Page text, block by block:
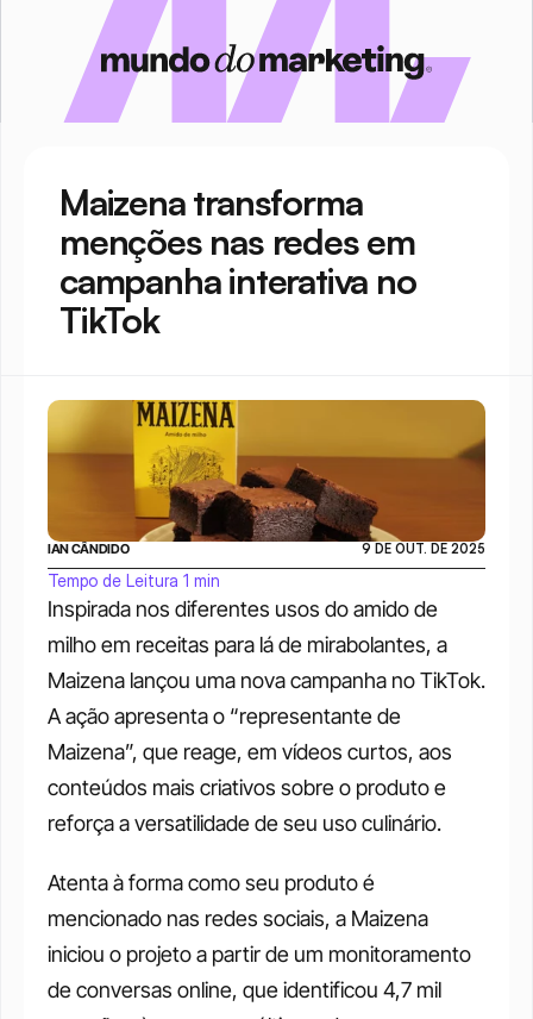
Maizena transforma
menções nas redes em
campanha interativa no
TikTok
Inspirada nos diferentes usos do amido de
milho em receitas para lá de mirabolantes, a
Maizena lançou uma nova campanha no TikTok.
A ação apresenta o “representante de
Maizena”, que reage, em vídeos curtos, aos
conteúdos mais criativos sobre o produto e
reforça a versatilidade de seu uso culinário.
Atenta à forma como seu produto é
mencionado nas redes sociais, a Maizena
iniciou o projeto a partir de um monitoramento
de conversas online, que identificou 4,7 mil
IAN CÂNDIDO 9 DE OUT. DE 2025
Tempo de Leitura 1 min